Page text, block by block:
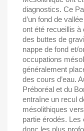
diagnostics. Ce
d’un fond de
ont été recueillis
des buttes de
nappe de fond et/
occupations
généralement
des cours d’eau.
Préboréal et du
entraîne un recul
mésolithiques
partie érodés.
donc les plus